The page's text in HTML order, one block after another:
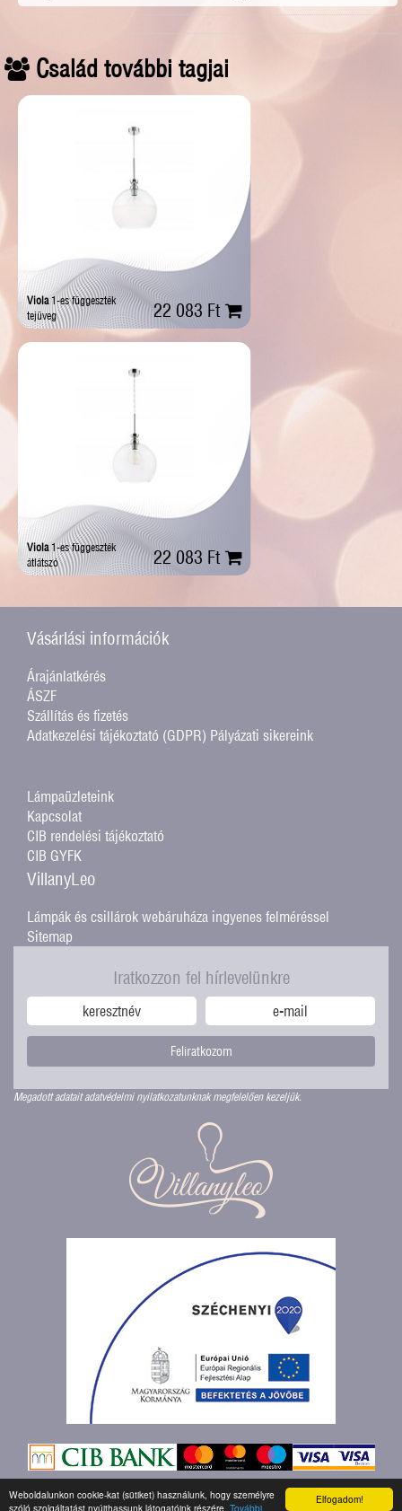
Elfogadom!
Weboldalunkon cookie-kat (sütiket) használunk, hogy személyre
szóló szolgáltatást nyújthassunk látogatóink részére. További
Család további tagjai
Viola1-es függeszték
tejüveg
22 083 Ft
Viola1-es függeszték
átlátszó
22 083 Ft
Vásárlási információk
Árajánlatkérés
ÁSZF
Szállítás és fizetés
Adatkezelési tájékoztató (GDPR) Pályázati sikereink
Lámpaüzleteink
Kapcsolat
CIB rendelési tájékoztató
CIB GYFK
VillanyLeo
Lámpák és csillárok webáruháza ingyenes felméréssel
Sitemap
Iratkozzon fel hírlevelünkre
Feliratkozom
Megadott adatait adatvédelmi nyilatkozatunknak megfelelően kezeljük.